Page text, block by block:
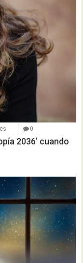
0
2036’ cuando